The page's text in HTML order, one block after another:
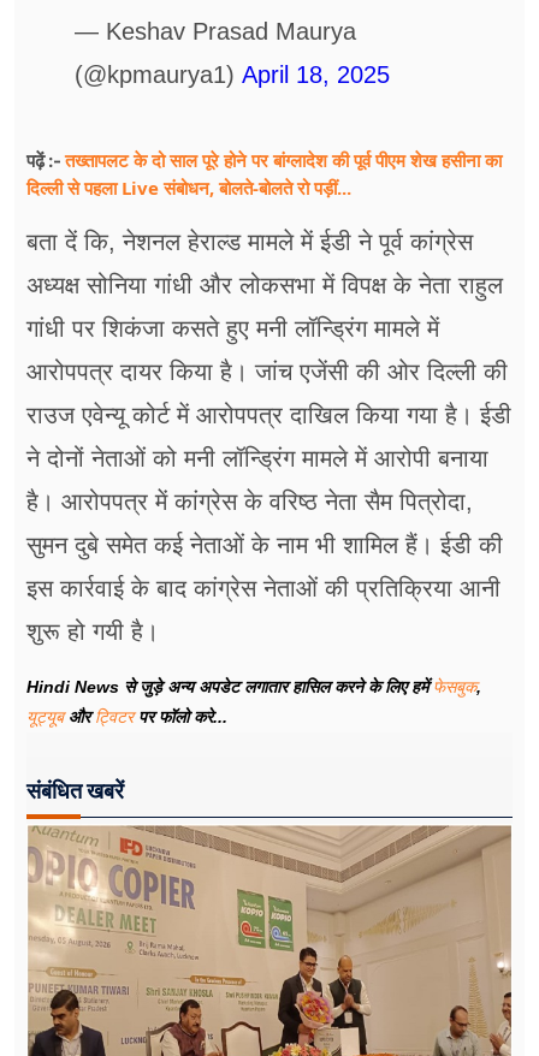
— Keshav Prasad Maurya
(@kpmaurya1) April 18, 2025
पढ़ें :-तख्तापलट के दो साल पूरे होने पर बांग्लादेश की पूर्व पीएम शेख हसीना का
दिल्ली से पहला Live संबोधन, बोलते-बोलते रो पड़ीं...
बता दें कि, नेशनल हेराल्ड मामले में ईडी ने पूर्व कांग्रेस
अध्यक्ष सोनिया गांधी और लोकसभा में विपक्ष के नेता राहुल
गांधी पर शिकंजा कसते हुए मनी लॉन्ड्रिंग मामले में
आरोपपत्र दायर किया है। जांच एजेंसी की ओर दिल्ली की
राउज एवेन्यू कोर्ट में आरोपपत्र दाखिल किया गया है। ईडी
ने दोनों नेताओं को मनी लॉन्ड्रिंग मामले में आरोपी बनाया
है। आरोपपत्र में कांग्रेस के वरिष्ठ नेता सैम पित्रोदा,
सुमन दुबे समेत कई नेताओं के नाम भी शामिल हैं। ईडी की
इस कार्रवाई के बाद कांग्रेस नेताओं की प्रतिक्रिया आनी
शुरू हो गयी है।
Hindi News से जुड़े अन्य अपडेट लगातार हासिल करने के लिए हमेंफेसबुक,
यूट्यूबऔरट्विटरपर फॉलो करे...
संबंधित खबरें